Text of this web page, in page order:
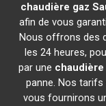
chaudière gaz
afin de vous
Nous offrons des
les 24 heures,
par une chaudière
panne. Nos
vous fournirons